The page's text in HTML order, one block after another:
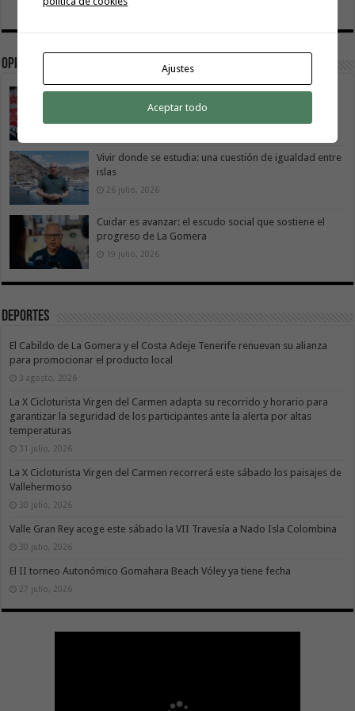
Opinión
La Gomera transforma su modelo energético
2 agosto, 2026
Vivir donde se estudia: una cuestión de igualdad entre
islas
26 julio, 2026
Cuidar es avanzar: el escudo social que sostiene el
progreso de La Gomera
19 julio, 2026
Deportes
El Cabildo de La Gomera y el Costa Adeje Tenerife renuevan su alianza
para promocionar el producto local
3 agosto, 2026
La X Cicloturista Virgen del Carmen adapta su recorrido y horario para
garantizar la seguridad de los participantes ante la alerta por altas
temperaturas
31 julio, 2026
La X Cicloturista Virgen del Carmen recorrerá este sábado los paisajes de
Vallehermoso
30 julio, 2026
Valle Gran Rey acoge este sábado la VII Travesía a Nado Isla Colombina
30 julio, 2026
El II torneo Autonómico Gomahara Beach Vóley ya tiene fecha
27 julio, 2026
Ajustes
Aceptar todo